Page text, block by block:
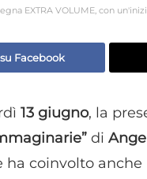
EXTRA VOLUME, con
Facebook
13 giugno, la
di
ha coinvolto anche